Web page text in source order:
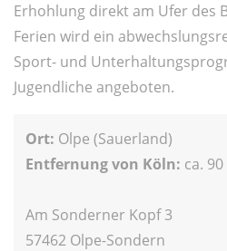
Erhohlung direkt am Ufer des
Ferien wird ein
Sport- und
Jugendliche angeboten.
Ort: Olpe (Sauerland)
Entfernung von Köln: ca.
Am Sonderner Kopf 3
57462 Olpe-Sondern